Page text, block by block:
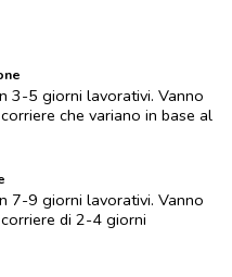
3-5 giorni lavorativi. Vanno
che variano in base al
7-9 giorni lavorativi. Vanno
di 2-4 giorni